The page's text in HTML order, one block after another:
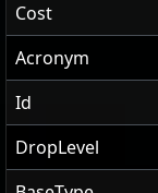
Cost
Acronym
Id
DropLevel